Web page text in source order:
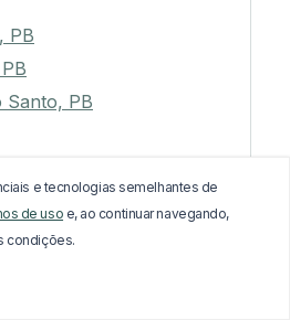
PB
Santo, PB
PB
e tecnologias semelhantes de
de uso e, ao continuar navegando,
condições.